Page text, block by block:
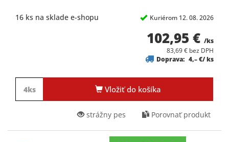
16 ks na sklade e-shopu Kuriérom 12. 08. 2026
Vložiť do košíka
102,95 € /ks
83,69 € bez DPH
Doprava: 4,– €/ ks
strážny pes Porovnať produkt